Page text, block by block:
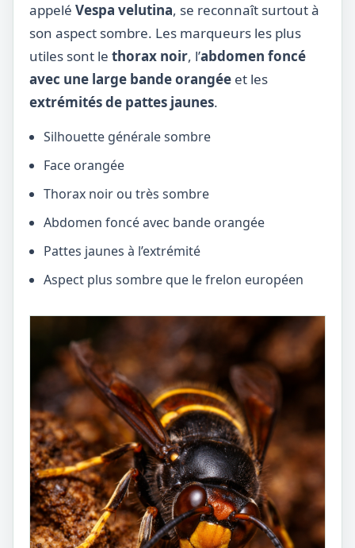
appelé Vespa velutina, se reconnaît surtout à
son aspect sombre. Les marqueurs les plus
utiles sont le thorax noir, l’abdomen foncé
avec une large bande orangée et les
extrémités de pattes jaunes.
Silhouette générale sombre
Face orangée
Thorax noir ou très sombre
Abdomen foncé avec bande orangée
Pattes jaunes à l’extrémité
Aspect plus sombre que le frelon européen